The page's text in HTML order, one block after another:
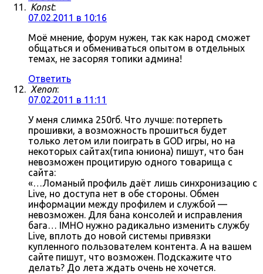
Konst:
07.02.2011 в 10:16
Моё мнение, форум нужен, так как народ сможет
общаться и обмениваться опытом в отдельных
темах, не засоряя топики админа!
Ответить
Xenon:
07.02.2011 в 11:11
У меня слимка 250гб. Что лучше: потерпеть
прошивки, а возможность прошиться будет
только летом или поиграть в GOD игры, но на
некоторых сайтах(типа юниона) пишут, что бан
невозможен процитирую одного товарища с
сайта:
«…Ломаный профиль даёт лишь синхронизацию с
Live, но доступа нет в обе стороны. Обмен
информации между профилем и службой —
невозможен. Для бана консолей и исправления
бага… IMHO нужно радикально изменить службу
Live, вплоть до новой системы привязки
купленного пользователем контента. А на вашем
сайте пишут, что возможен. Подскажите что
делать? До лета ждать очень не хочется.